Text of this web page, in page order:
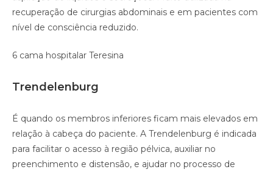
recuperação de cirurgias abdominais e em pacientes com
nível de consciência reduzido.
6 cama hospitalar Teresina
Trendelenburg
É quando os membros inferiores ficam mais elevados em
relação à cabeça do paciente. A Trendelenburg é indicada
para facilitar o acesso à região pélvica, auxiliar no
preenchimento e distensão, e ajudar no processo de